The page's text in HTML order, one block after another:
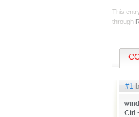
This
through
#1
Ctrl